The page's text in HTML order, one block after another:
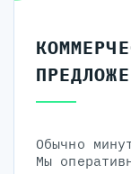
Обычно
Мы